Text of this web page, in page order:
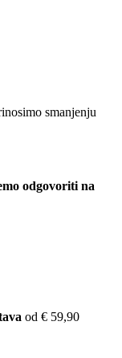
smanjenju
odgovoriti na
od € 59,90